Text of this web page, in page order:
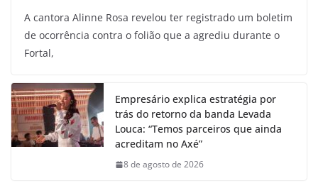
A cantora Alinne Rosa revelou ter registrado um boletim
de ocorrência contra o folião que a agrediu durante o
Fortal,
Empresário explica estratégia por
trás do retorno da banda Levada
Louca: “Temos parceiros que ainda
acreditam no Axé”
8 de agosto de 2026